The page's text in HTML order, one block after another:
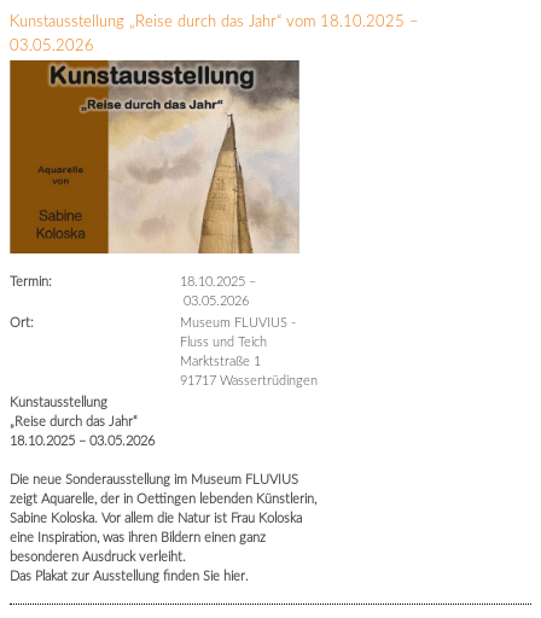
Kunstausstellung „Reise durch das Jahr“ vom 18.10.2025 –
03.05.2026
Termin: 18.10.2025 –
03.05.2026
Ort:
Museum FLUVIUS -
Fluss und Teich
Marktstraße 1
91717 Wassertrüdingen
Kunstausstellung
„Reise durch das Jahr“
18.10.2025 – 03.05.2026
Die neue Sonderausstellung im Museum FLUVIUS
zeigt Aquarelle, der in Oettingen lebenden Künstlerin,
Sabine Koloska. Vor allem die Natur ist Frau Koloska
eine Inspiration, was ihren Bildern einen ganz
besonderen Ausdruck verleiht.
Das Plakat zur Ausstellung finden Sie hier.